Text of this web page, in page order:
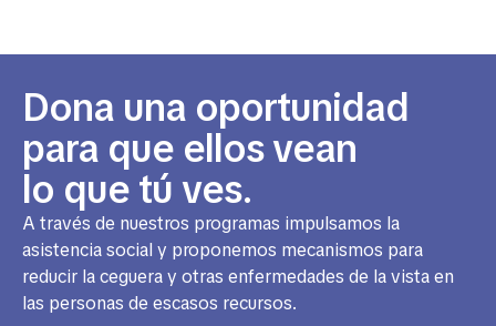
Dona una oportunidad
para que ellos vean
lo que tú ves.
A través de nuestros programas impulsamos la
asistencia social y proponemos mecanismos para
reducir la ceguera y otras enfermedades de la vista en
las personas de escasos recursos.